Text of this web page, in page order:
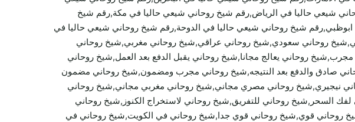
شيعي حاليا في الرياض,رقم شيخ روحاني شيعي حاليا في مكة,رقم شيخ
شيخ روحاني شيعي حاليا في الدوحة,رقم شيخ روحاني شيعي حاليا في
روحاني سعودي,شيخ روحاني عراقي,شيخ روحاني مغربي,شيخ روحاني
روحاني يعالج مجانا,شيخ روحاني يقبل الدفع بعد العمل,شيخ روحاني
صادق والدفع بعد النتيجه,شيخ روحاني مجرب ومضمون,شيخ روحاني مضمون
نيجيري,شيخ روحاني مصري مجاني,شيخ روحاني مغربي مجاني,شيخ روحاني
السحر,شيخ روحاني للتفريق,شيخ روحاني لاستخراج الكنوز,شيخ روحاني
روحاني قوي,شيخ روحاني قوي جدا,شيخ روحاني في الكويت,شيخ روحاني في